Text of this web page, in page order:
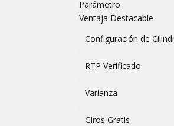
Parámetro
Ventaja Destacable
Configuración de
RTP Verificado
Varianza
Giros Gratis